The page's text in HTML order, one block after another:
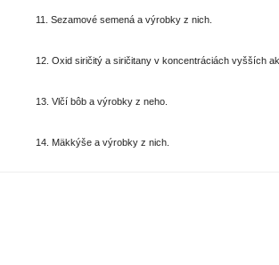
11. Sezamové semená a výrobky z nich.
12. Oxid siričitý a siričitany v koncentráciách vyšších
13. Vlčí bôb a výrobky z neho.
14. Mäkkýše a výrobky z nich.